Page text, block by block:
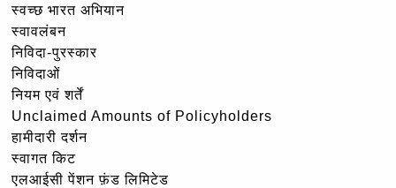
स्वच्छ भारत अभियान
स्वावलंबन
निविदा-पुरस्कार
निविदाओं
नियम एवं शर्तें
Unclaimed Amounts of Policyholders
हामीदारी दर्शन
स्वागत किट
एलआईसी पेंशन फ़ंड लिमिटेड